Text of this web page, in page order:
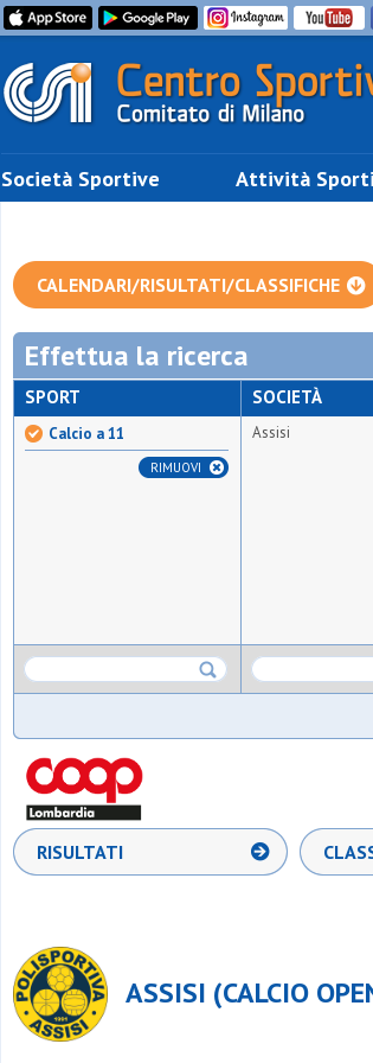
Società Sportive Attività
CALENDARI/RISULTATI/CLASSIFICHE
Effettua la ricerca
SPORT
Calcio a 11
RIMUOVI
SOCIETÀ
Assisi
RISULTATI
ASSISI (CALCIO